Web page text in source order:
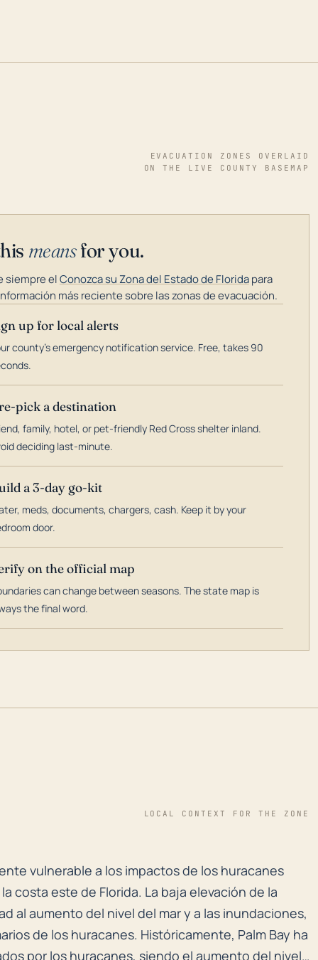
EVACUATION ZONES OVERLAID
ON THE LIVE COUNTY BASEMAP
meansfor you.
siempre elConozca su Zona del Estado de Floridapara
más reciente sobre las zonas de evacuación.
up for local alerts
county's emergency notification service. Free, takes 90
pick a destination
family, hotel, or pet-friendly Red Cross shelter inland.
deciding last-minute.
a 3-day go-kit
meds, documents, chargers, cash. Keep it by your
door.
on the official map
can change between seasons. The state map is
the final word.
LOCAL CONTEXT FOR THE ZONE
vulnerable a los impactos de los huracanes
vulnerable a los impactos de los huracanes
costa este de Florida. La baja elevación de la
al aumento del nivel del mar y a las inundaciones,
de los huracanes. Históricamente, Palm Bay ha
por los huracanes, siendo el aumento del nivel